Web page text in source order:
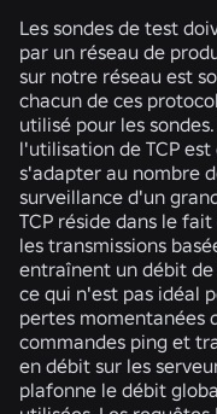
Les sondes de test
par un réseau de
sur notre réseau est
chacun de ces
utilisé pour les
l'utilisation de TCP
s'adapter au nombre
surveillance d'un
TCP réside dans le
les transmissions
entraînent un débit de
ce qui n'est pas idéal
pertes momentanées
commandes ping et
en débit sur les
plafonne le débit